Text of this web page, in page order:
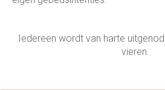
Iedereen wordt van harte
vieren.